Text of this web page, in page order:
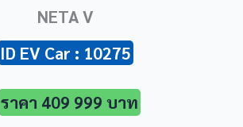
NETA V
ID EV Car : 10275
ราคา 409 999 บาท